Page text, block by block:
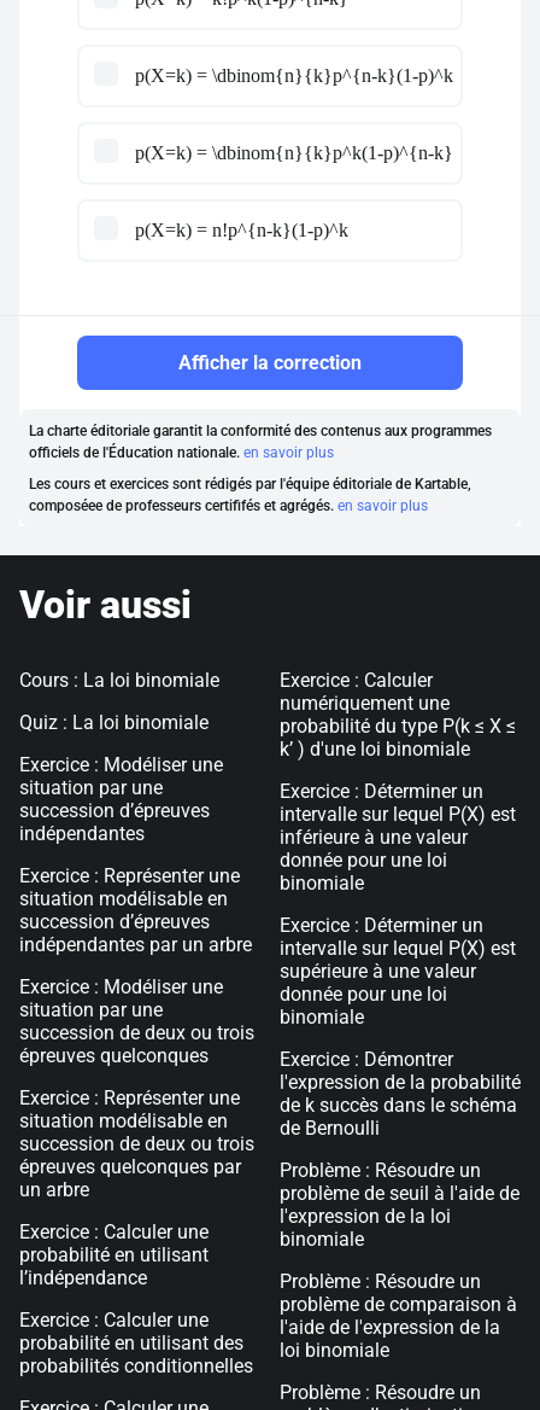
p(X=k) = \dbinom{n}{k}p^{n-k}(1-p)^k
p(X=k) = \dbinom{n}{k}p^k(1-p)^{n-k}
p(X=k) = n!p^{n-k}(1-p)^k
Afficher la correction
La charte éditoriale garantit la conformité des contenus aux programmes
officiels de l'Éducation nationale. en savoir plus
Les cours et exercices sont rédigés par l'équipe éditoriale de Kartable,
composéee de professeurs certififés et agrégés. en savoir plus
Voir aussi
Cours : La loi binomiale
Quiz : La loi binomiale
Exercice : Modéliser une
situation par une
succession d’épreuves
indépendantes
Exercice : Représenter une
situation modélisable en
succession d’épreuves
indépendantes par un arbre
Exercice : Modéliser une
situation par une
succession de deux ou trois
épreuves quelconques
Exercice : Représenter une
situation modélisable en
succession de deux ou trois
épreuves quelconques par
un arbre
Exercice : Calculer une
probabilité en utilisant
l’indépendance
Exercice : Calculer une
probabilité en utilisant des
probabilités conditionnelles
Exercice : Calculer
numériquement une
probabilité du type P(k ≤ X ≤
k’ ) d'une loi binomiale
Exercice : Déterminer un
intervalle sur lequel P(X) est
inférieure à une valeur
donnée pour une loi
binomiale
Exercice : Déterminer un
intervalle sur lequel P(X) est
supérieure à une valeur
donnée pour une loi
binomiale
Exercice : Démontrer
l'expression de la probabilité
de k succès dans le schéma
de Bernoulli
Problème : Résoudre un
problème de seuil à l'aide de
l'expression de la loi
binomiale
Problème : Résoudre un
problème de comparaison à
l'aide de l'expression de la
loi binomiale
Problème : Résoudre un